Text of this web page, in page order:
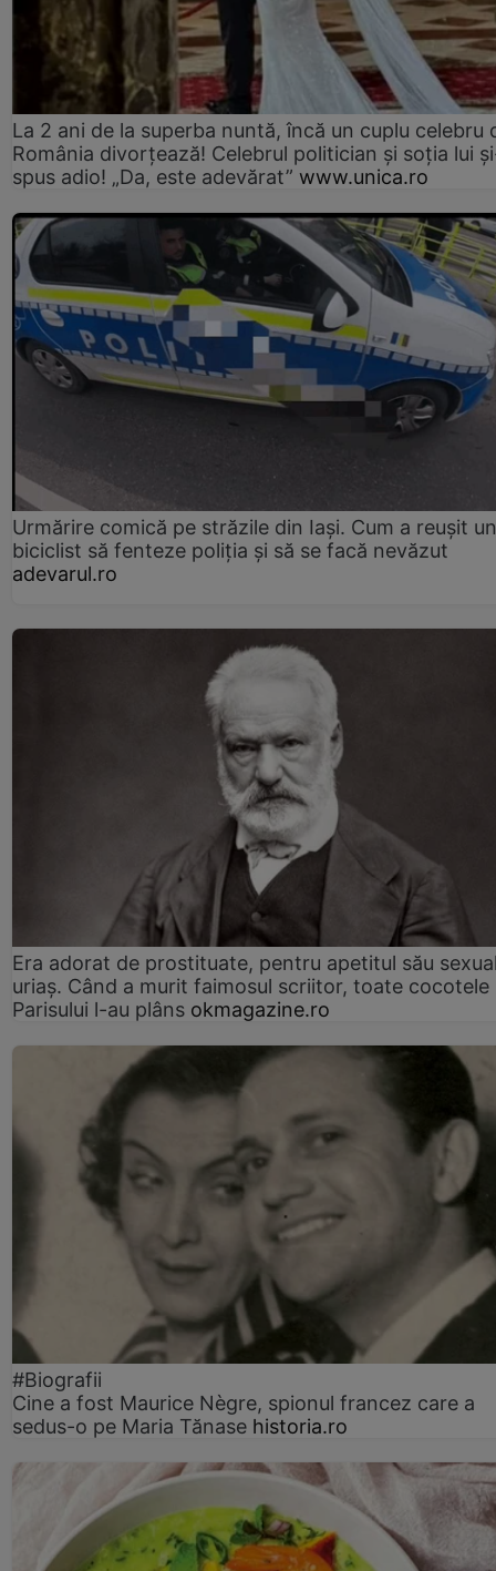
La 2 ani de la superba nuntă, încă un cuplu celebru
România divorțează! Celebrul politician și soția lui
spus adio! „Da, este adevărat” www.unica.ro
Urmărire comică pe străzile din Iași. Cum a reușit un
biciclist să fenteze poliția și să se facă nevăzut
adevarul.ro
Era adorat de prostituate, pentru apetitul său
uriaș. Când a murit faimosul scriitor, toate cocotele
Parisului l-au plâns okmagazine.ro
#Biografii
Cine a fost Maurice Nègre, spionul francez care a
sedus-o pe Maria Tănase historia.ro